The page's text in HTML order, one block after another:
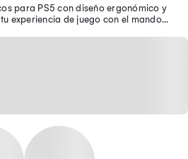
para PS5 con diseño ergonómico y
experiencia de juego con el mando